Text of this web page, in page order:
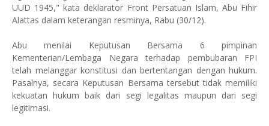
UUD 1945," kata deklarator Front Persatuan Islam, Abu Fihir
Alattas dalam keterangan resminya, Rabu (30/12).
Abu menilai Keputusan Bersama 6 pimpinan
Kementerian/Lembaga Negara terhadap pembubaran FPI
telah melanggar konstitusi dan bertentangan dengan hukum.
Pasalnya, secara Keputusan Bersama tersebut tidak memiliki
kekuatan hukum baik dari segi legalitas maupun dari segi
legitimasi.